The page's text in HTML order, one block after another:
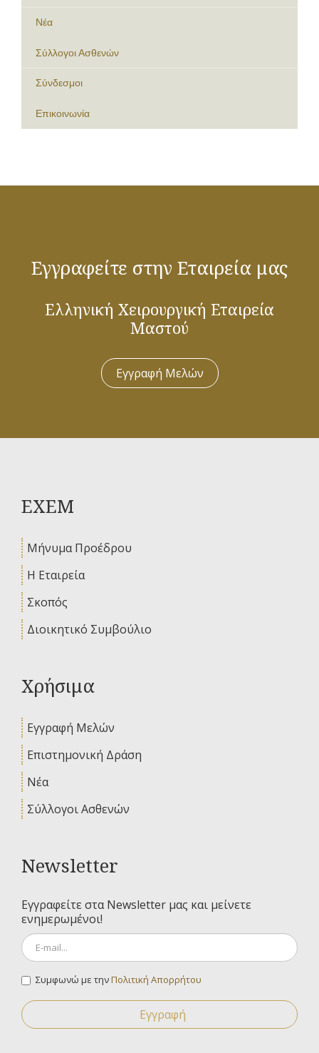
Νέα
Σύλλογοι Ασθενών
Σύνδεσμοι
Επικοινωνία
Εγγραφείτε στην Εταιρεία μας
Ελληνική Χειρουργική Εταιρεία
Μαστού
Εγγραφή Μελών
ΕΧΕΜ
Μήνυμα Προέδρου
Η Εταιρεία
Σκοπός
Διοικητικό Συμβούλιο
Χρήσιμα
Εγγραφή Μελών
Επιστημονική Δράση
Νέα
Σύλλογοι Ασθενών
Newsletter
Εγγραφείτε στα Newsletter μας και μείνετε
ενημερωμένοι!
Συμφωνώ με τηνΠολιτική Απορρήτου
Εγγραφή